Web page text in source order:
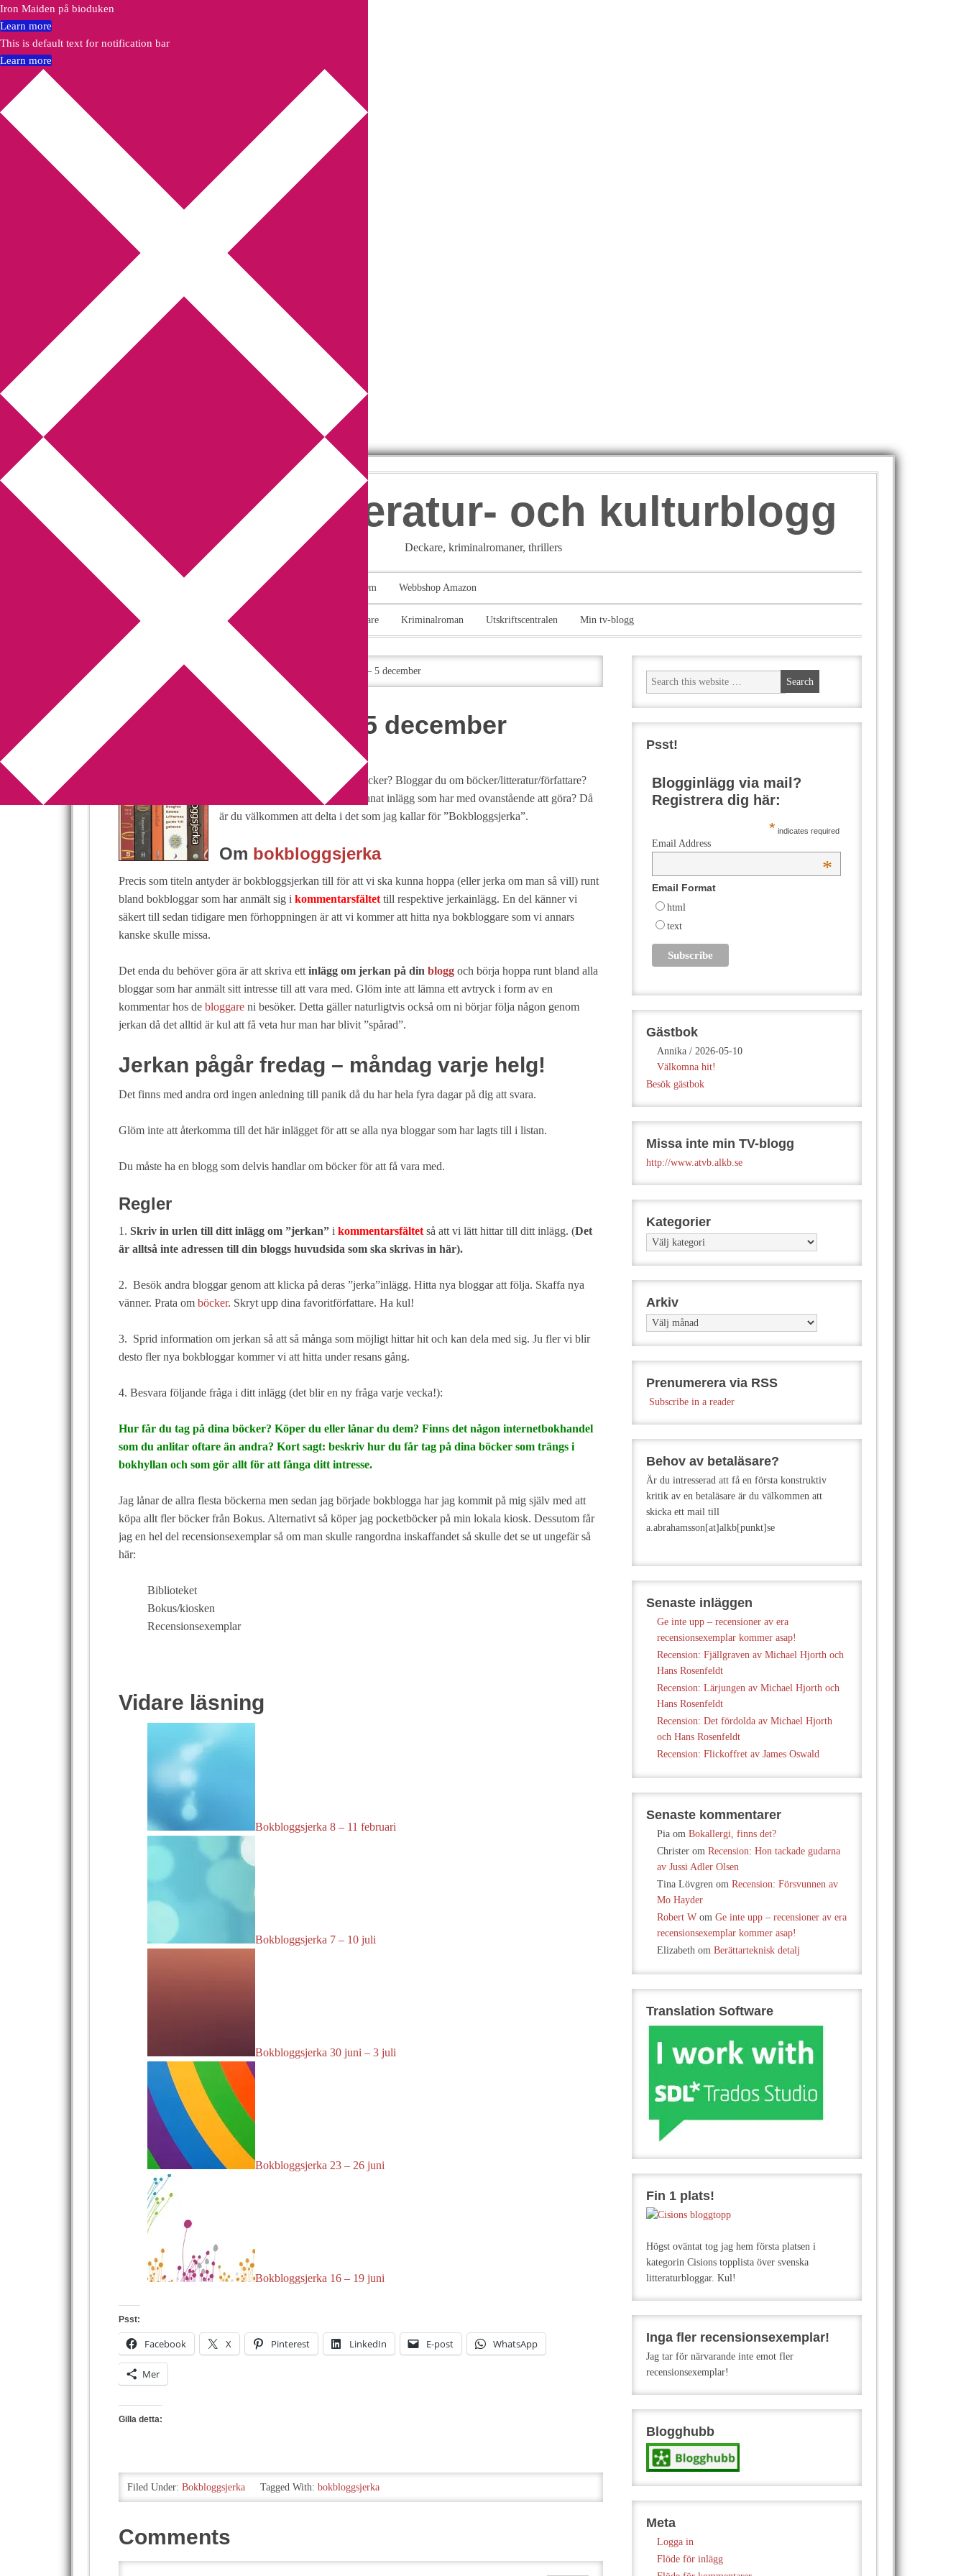
Annikas litteratur- och kulturblogg
Deckare, kriminalromaner, thrillers
Författarfemman Om Webbshop Amazon
Gästinlägg Bokbloggsjerka Deckare Kriminalroman Utskriftscentralen Min tv-blogg
You are here:Home Bokbloggsjerka Bokbloggsjerka 2 – 5 december
Bokbloggsjerka 2 – 5 december
39 Comments
Har du ett genuint intresse för böcker? Bloggar du om böcker/litteratur/författare?
Eller skriver du kanske ett och annat inlägg som har med ovanstående att göra? Då
är du välkommen att delta i det som jag kallar för ”Bokbloggsjerka”.
Om bokbloggsjerka
Precis som titeln antyder är bokbloggsjerkan till för att vi ska kunna hoppa (eller jerka om man så vill) runt
bland bokbloggar som har anmält sig i kommentarsfältet till respektive jerkainlägg. En del känner vi
säkert till sedan tidigare men förhoppningen är att vi kommer att hitta nya bokbloggare som vi annars
kanske skulle missa.
Det enda du behöver göra är att skriva ett inlägg om jerkan på din blogg och börja hoppa runt bland alla
bloggar som har anmält sitt intresse till att vara med. Glöm inte att lämna ett avtryck i form av en
kommentar hos de bloggare ni besöker. Detta gäller naturligtvis också om ni börjar följa någon genom
jerkan då det alltid är kul att få veta hur man har blivit ”spårad”.
Jerkan pågår fredag – måndag varje helg!
Det finns med andra ord ingen anledning till panik då du har hela fyra dagar på dig att svara.
Glöm inte att återkomma till det här inlägget för att se alla nya bloggar som har lagts till i listan.
Du måste ha en blogg som delvis handlar om böcker för att få vara med.
Regler
1. Skriv in urlen till ditt inlägg om ”jerkan” i kommentarsfältet så att vi lätt hittar till ditt inlägg. (Det
är alltså inte adressen till din bloggs huvudsida som ska skrivas in här).
2. Besök andra bloggar genom att klicka på deras ”jerka”inlägg. Hitta nya bloggar att följa. Skaffa nya
vänner. Prata om böcker. Skryt upp dina favoritförfattare. Ha kul!
3. Sprid information om jerkan så att så många som möjligt hittar hit och kan dela med sig. Ju fler vi blir
desto fler nya bokbloggar kommer vi att hitta under resans gång.
4. Besvara följande fråga i ditt inlägg (det blir en ny fråga varje vecka!):
Hur får du tag på dina böcker? Köper du eller lånar du dem? Finns det någon internetbokhandel
som du anlitar oftare än andra? Kort sagt: beskriv hur du får tag på dina böcker som trängs i
bokhyllan och som gör allt för att fånga ditt intresse.
Jag lånar de allra flesta böckerna men sedan jag började bokblogga har jag kommit på mig själv med att
köpa allt fler böcker från Bokus. Alternativt så köper jag pocketböcker på min lokala kiosk. Dessutom får
jag en hel del recensionsexemplar så om man skulle rangordna inskaffandet så skulle det se ut ungefär så
här:
Biblioteket
Bokus/kiosken
Recensionsexemplar
Vidare läsning
Bokbloggsjerka 8 – 11 februari
Bokbloggsjerka 7 – 10 juli
Bokbloggsjerka 30 juni – 3 juli
Bokbloggsjerka 23 – 26 juni
Bokbloggsjerka 16 – 19 juni
Psst:
Facebook X Pinterest LinkedIn E-post WhatsApp
Mer
Gilla detta:
Filed Under: Bokbloggsjerka Tagged With: bokbloggsjerka
Comments
Psst!
Blogginlägg via mail?
Registrera dig här:
* indicates required
Email Address
*
Email Format
html
text
Gästbok
Annika / 2026-05-10
Välkomna hit!
Besök gästbok
Missa inte min TV-blogg
http://www.atvb.alkb.se
Kategorier
Kategorier
Arkiv
Arkiv
Prenumerera via RSS
Subscribe in a reader
Behov av betaläsare?
Är du intresserad att få en första konstruktiv
kritik av en betaläsare är du välkommen att
skicka ett mail till
a.abrahamsson[at]alkb[punkt]se
Senaste inläggen
Ge inte upp – recensioner av era
recensionsexemplar kommer asap!
Recension: Fjällgraven av Michael Hjorth och
Hans Rosenfeldt
Recension: Lärjungen av Michael Hjorth och
Hans Rosenfeldt
Recension: Det fördolda av Michael Hjorth
och Hans Rosenfeldt
Recension: Flickoffret av James Oswald
Senaste kommentarer
Pia om Bokallergi, finns det?
Christer om Recension: Hon tackade gudarna
av Jussi Adler Olsen
Tina Lövgren om Recension: Försvunnen av
Mo Hayder
Robert W om Ge inte upp – recensioner av era
recensionsexemplar kommer asap!
Elizabeth om Berättarteknisk detalj
Translation Software
Fin 1 plats!
Högst oväntat tog jag hem första platsen i
kategorin Cisions topplista över svenska
litteraturbloggar. Kul!
Inga fler recensionsexemplar!
Jag tar för närvarande inte emot fler
recensionsexemplar!
Blogghubb
Meta
Logga in
Flöde för inlägg
Iron Maiden på bioduken
Learn more
This is default text for notification bar
Learn more